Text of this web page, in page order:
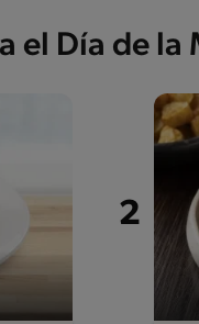
el Día de la